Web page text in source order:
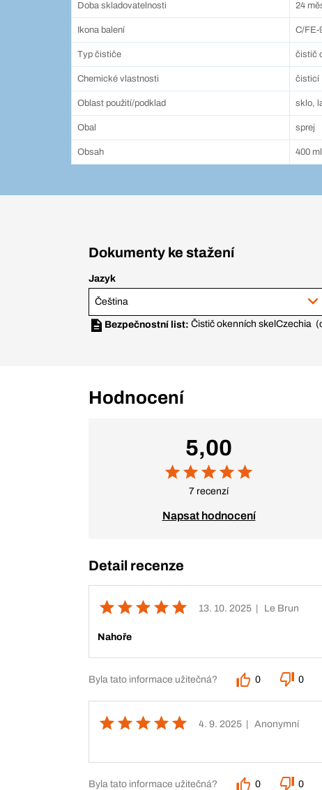
Doba skladovatelnosti 24
Ikona balení C/FE-
Typ čističe čistič
Chemické vlastnosti čisticí
Oblast použití/podklad sklo,
Obal sprej
Obsah 400 ml
Dokumenty ke stažení
Jazyk
Čeština
Bezpečnostní list: Čistič okenních skel Czechia
Hodnocení
5,00
7 recenzí
Napsat hodnocení
Detail recenze
13. 10. 2025 | Le Brun
Nahoře
Byla tato informace užitečná? 0 0
4. 9. 2025 | Anonymní
Byla tato informace užitečná? 0 0